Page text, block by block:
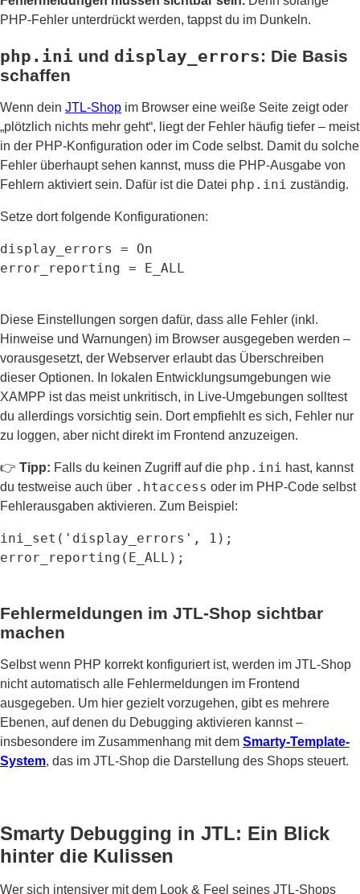
PHP-Fehler unterdrückt werden, tappst du im Dunkeln.
php.ini und display_errors: Die Basis
schaffen
Wenn dein JTL-Shop im Browser eine weiße Seite zeigt oder
„plötzlich nichts mehr geht“, liegt der Fehler häufig tiefer – meist
in der PHP-Konfiguration oder im Code selbst. Damit du solche
Fehler überhaupt sehen kannst, muss die PHP-Ausgabe von
Fehlern aktiviert sein. Dafür ist die Datei php.ini zuständig.
Setze dort folgende Konfigurationen:
display_errors = On
error_reporting = E_ALL
Diese Einstellungen sorgen dafür, dass alle Fehler (inkl.
Hinweise und Warnungen) im Browser ausgegeben werden –
vorausgesetzt, der Webserver erlaubt das Überschreiben
dieser Optionen. In lokalen Entwicklungsumgebungen wie
XAMPP ist das meist unkritisch, in Live-Umgebungen solltest
du allerdings vorsichtig sein. Dort empfiehlt es sich, Fehler nur
zu loggen, aber nicht direkt im Frontend anzuzeigen.
👉 Tipp: Falls du keinen Zugriff auf die php.ini hast, kannst
du testweise auch über .htaccess oder im PHP-Code selbst
Fehlerausgaben aktivieren. Zum Beispiel:
ini_set('display_errors', 1);
error_reporting(E_ALL);
Fehlermeldungen im JTL-Shop sichtbar
machen
Selbst wenn PHP korrekt konfiguriert ist, werden im JTL-Shop
nicht automatisch alle Fehlermeldungen im Frontend
ausgegeben. Um hier gezielt vorzugehen, gibt es mehrere
Ebenen, auf denen du Debugging aktivieren kannst –
insbesondere im Zusammenhang mit dem Smarty-Template-
System, das im JTL-Shop die Darstellung des Shops steuert.
Smarty Debugging in JTL: Ein Blick
hinter die Kulissen
Wer sich intensiver mit dem Look & Feel seines JTL-Shops